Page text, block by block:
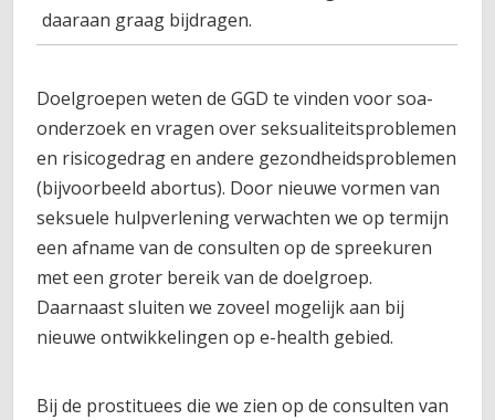
daaraan graag bijdragen.
Doelgroepen weten de GGD te vinden voor soa-
onderzoek en vragen over seksualiteitsproblemen
en risicogedrag en andere gezondheidsproblemen
(bijvoorbeeld abortus). Door nieuwe vormen van
seksuele hulpverlening verwachten we op termijn
een afname van de consulten op de spreekuren
met een groter bereik van de doelgroep.
Daarnaast sluiten we zoveel mogelijk aan bij
nieuwe ontwikkelingen op e-health gebied.
Bij de prostituees die we zien op de consulten van